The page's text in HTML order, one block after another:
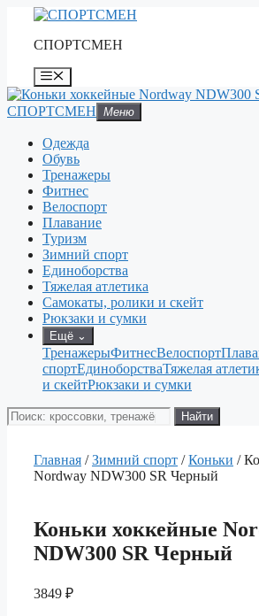
Перейти
содержимому
СПОРТСМЕН
Меню
СПОРТСМЕН Меню
Одежда
Обувь
Тренажеры
Фитнес
Велоспорт
Плавание
Туризм
Зимний спорт
Единоборства
Тяжелая атлетика
Самокаты, ролики и скейт
Рюкзаки и сумки
Ещё ⌄
ТренажерыФитнесВелоспорт
спортЕдиноборстваТяжелая
и скейтРюкзаки и сумки
Поиск
товаров
Найти
Главная /Зимний спорт /Коньки /
Nordway NDW300 SR Черный
Коньки хоккейные
NDW300 SR Черный
3849 ₽